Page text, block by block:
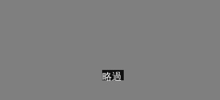
略過